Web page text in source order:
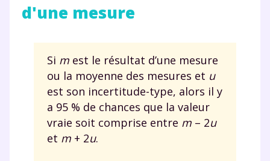
d'une mesure
Si m est le résultat d’une mesure
ou la moyenne des mesures et u
est son incertitude-type, alors il y
a 95 % de chances que la valeur
vraie soit comprise entre m – 2u
et m + 2u.